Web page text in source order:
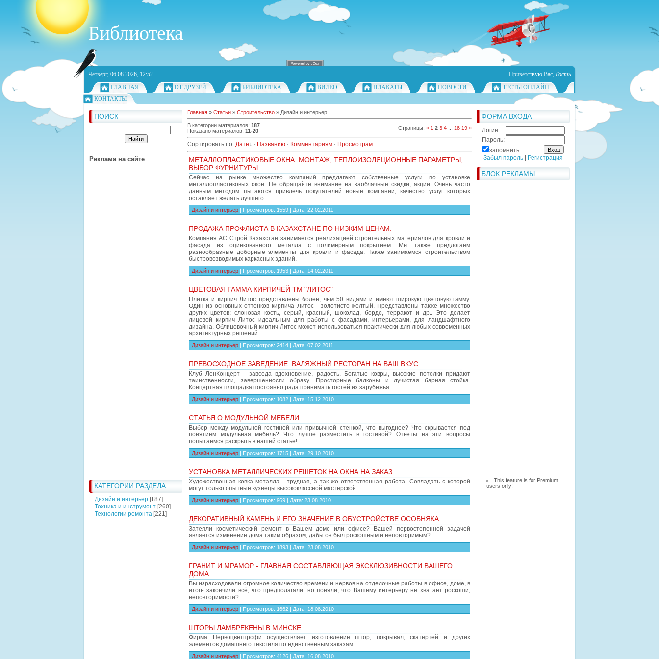
Библиотека
Четверг, 06.08.2026, 12:52 Приветствую Вас, Гость
ГЛАВНАЯ
ОТ ДРУЗЕЙ БИБЛИОТЕКА ВИДЕО ПЛАКАТЫ НОВОСТИ
ТЕСТЫ ОНЛАЙН
КОНТАКТЫ
ПОИСК
Реклама на сайте
КАТЕГОРИИ РАЗДЕЛА
Дизайн и интерьер [187]
Техника и инструмент [260]
Технологии ремонта [221]
ФОРМА ВХОДА
Логин:
Пароль:
запомнить
Забыл пароль
Регистрация
БЛОК РЕКЛАМЫ
This feature is for Premium
users only!
Главная » Статьи » Строительство » Дизайн и интерьер
В категории материалов: 187
Показано материалов: 11-20 Страницы: « 1 2 3 4 18 19 »
Сортировать по: Дате · Названию · Комментариям · Просмотрам
МЕТАЛЛОПЛАСТИКОВЫЕ ОКНА: МОНТАЖ, ТЕПЛОИЗОЛЯЦИОННЫЕ ПАРАМЕТРЫ,
ВЫБОР ФУРНИТУРЫ
Сейчас на рынке множество компаний предлагают собственные услуги по установке
металлопластиковых окон. Не обращайте внимание на заоблачные скидки, акции. Очень часто
данным методом пытаются привлечь покупателей новые компании, качество услуг которых
оставляет желать лучшего.
Дизайн и интерьер | Просмотров: 1559 | Дата: 22.02.2011
ПРОДАЖА ПРОФЛИСТА В КАЗАХСТАНЕ ПО НИЗКИМ ЦЕНАМ.
Компания АС Строй Казахстан занимается реализацией строительных материалов для кровли и
фасада из оцинкованного металла с полимерным покрытием. Мы также предлогаем
разнообразные доборные элементы для кровли и фасада. Также занимаемся строительством
быстровозводимых каркасных зданий.
Дизайн и интерьер | Просмотров: 1953 | Дата: 14.02.2011
ЦВЕТОВАЯ ГАММА КИРПИЧЕЙ ТМ "ЛИТОС"
Плитка и кирпич Литос представлены более, чем 50 видами и имеют широкую цветовую гамму.
Один из основных оттенков кирпича Литос - золотисто-желтый. Представлены также множество
других цветов: слоновая кость, серый, красный, шоколад, бордо, терракот и др.. Это делает
лицевой кирпич Литос идеальным для работы с фасадами, интерьерами, для ландшафтного
дизайна. Облицовочный кирпич Литос может использоваться практически для любых современных
архитектурных решений.
Дизайн и интерьер | Просмотров: 2414 | Дата: 07.02.2011
ПРЕВОСХОДНОЕ ЗАВЕДЕНИЕ. ВАЛЯЖНЫЙ РЕСТОРАН НА ВАШ ВКУС.
Клуб ЛенКонцерт - завседа вдохновение, радость. Богатые ковры, высокие потолки придают
таинственности, завершенности образу. Просторные балконы и лучистая барная стойка.
Концертная площадка постоянно рада принимать гостей из зарубежья.
Дизайн и интерьер | Просмотров: 1082 | Дата: 15.12.2010
СТАТЬЯ О МОДУЛЬНОЙ МЕБЕЛИ
Выбор между модульной гостиной или привычной стенкой, что выгоднее? Что скрывается под
понятием модульная мебель? Что лучше разместить в гостиной? Ответы на эти вопросы
попытаемся раскрыть в нашей статье!
Дизайн и интерьер | Просмотров: 1715 | Дата: 29.10.2010
УСТАНОВКА МЕТАЛЛИЧЕСКИХ РЕШЕТОК НА ОКНА НА ЗАКАЗ
Художественная ковка металла - трудная, а так же ответственная работа. Совладать с которой
могут только опытные кузнецы высококлассной мастерской.
Дизайн и интерьер | Просмотров: 969 | Дата: 23.08.2010
ДЕКОРАТИВНЫЙ КАМЕНЬ И ЕГО ЗНАЧЕНИЕ В ОБУСТРОЙСТВЕ ОСОБНЯКА
Затеяли косметический ремонт в Вашем доме или офисе? Вашей первостепенной задачей
является изменение дома таким образом, дабы он был роскошным и неповторимым?
Дизайн и интерьер | Просмотров: 1893 | Дата: 23.08.2010
ГРАНИТ И МРАМОР - ГЛАВНАЯ СОСТАВЛЯЮЩАЯ ЭКСКЛЮЗИВНОСТИ ВАШЕГО
ДОМА
Вы израсходовали огромное количество времени и нервов на отделочные работы в офисе, доме, в
итоге закончили всё, что предполагали, но поняли, что Вашему интерьеру не хватает роскоши,
неповторимости?
Дизайн и интерьер | Просмотров: 1662 | Дата: 18.08.2010
ШТОРЫ ЛАМБРЕКЕНЫ В МИНСКЕ
Фирма Первоцветпрофи осуществляет изготовление штор, покрывал, скатертей и других
элементов домашнего текстиля по единственным заказам.
Дизайн и интерьер | Просмотров: 4126 | Дата: 16.08.2010